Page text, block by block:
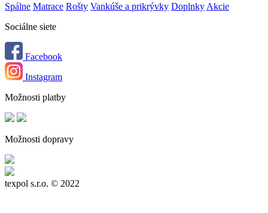
Spálne Matrace Rošty Vankúše a prikrývky Doplnky Akcie
Sociálne siete
Facebook
Instagram
Možnosti platby
Možnosti dopravy
texpol s.r.o. © 2022